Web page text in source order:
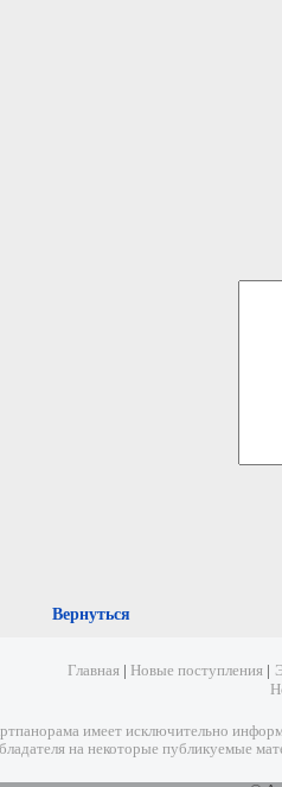
Вернуться
Главная Новые поступления
имеет исключительно
на некоторые публикуемые